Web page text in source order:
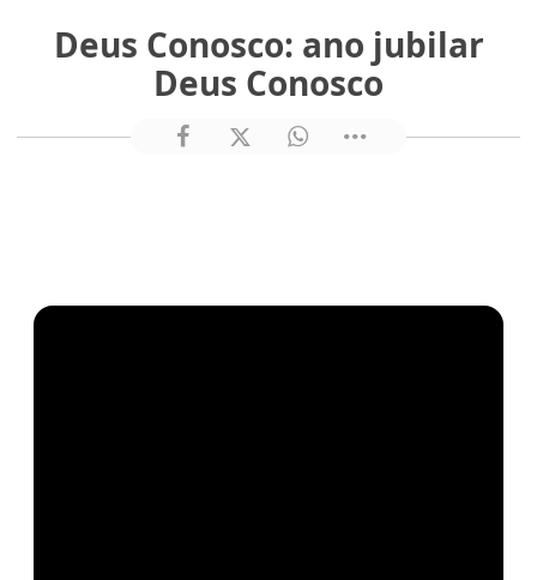
Deus Conosco: ano jubilar
Deus Conosco